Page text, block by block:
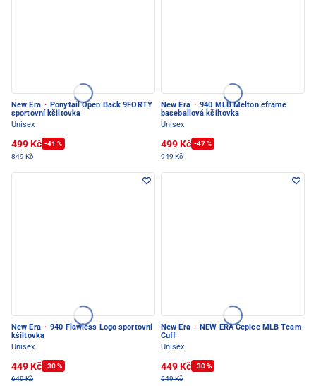
New Era · Ponytail Open Back 9FORTY
sportovní kšiltovka
Unisex
499 Kč -41 %
849 Kč
New Era · 940 MLB Melton eframe
baseballová kšiltovka
Unisex
499 Kč -47 %
949 Kč
New Era · 940 Flawless Logo sportovní
kšiltovka
Unisex
449 Kč -30 %
649 Kč
New Era · NEW ERA Čepice MLB Team
Cuff
Unisex
449 Kč -30 %
649 Kč